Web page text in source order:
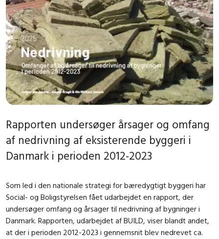
Rapporten undersøger årsager og omfang
af nedrivning af eksisterende byggeri i
Danmark i perioden 2012-2023
Som led i den nationale strategi for bæredygtigt byggeri har
Social- og Boligstyrelsen fået udarbejdet en rapport, der
undersøger omfang og årsager til nedrivning af bygninger i
Danmark. Rapporten, udarbejdet af BUILD, viser blandt andet,
at der i perioden 2012-2023 i gennemsnit blev nedrevet ca.